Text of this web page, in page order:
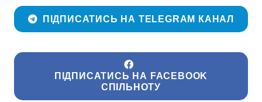
ПІДПИСАТИСЬ НА TELEGRAM КАНАЛ
ПІДПИСАТИСЬ НА FACEBOOK
СПІЛЬНОТУ